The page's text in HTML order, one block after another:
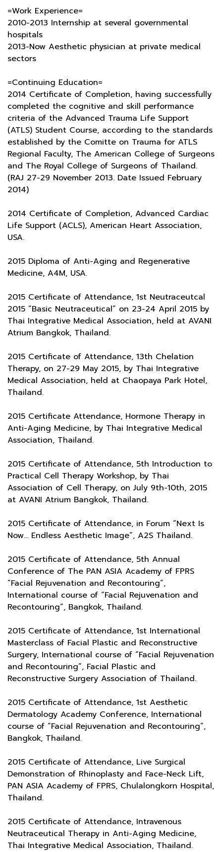
=Work Experience=
2010-2013 Internship at several governmental
hospitals
2013-Now Aesthetic physician at private medical
sectors
=Continuing Education=
2014 Certificate of Completion, having successfully
completed the cognitive and skill performance
criteria of the Advanced Trauma Life Support
(ATLS) Student Course, according to the standards
established by the Comitte on Trauma for ATLS
Regional Faculty, The American College of Surgeons
and The Royal College of Surgeons of Thailand.
(RAJ 27-29 November 2013. Date Issued February
2014)
2014 Certificate of Completion, Advanced Cardiac
Life Support (ACLS), American Heart Association,
USA.
2015 Diploma of Anti-Aging and Regenerative
Medicine, A4M, USA.
2015 Certificate of Attendance, 1st Neutraceutcal
2015 “Basic Neutraceutical” on 23-24 April 2015 by
Thai Integrative Medical Association, held at AVANI
Atrium Bangkok, Thailand.
2015 Certificate of Attendance, 13th Chelation
Therapy, on 27-29 May 2015, by Thai Integrative
Medical Association, held at Chaopaya Park Hotel,
Thailand.
2015 Certificate Attendance, Hormone Therapy in
Anti-Aging Medicine, by Thai Integrative Medical
Association, Thailand.
2015 Certificate of Attendance, 5th Introduction to
Practical Cell Therapy Workshop, by Thai
Association of Cell Therapy, on July 9th-10th, 2015
at AVANI Atrium Bangkok, Thailand.
2015 Certificate of Attendance, in Forum “Next Is
Now… Endless Aesthetic Image”, A2S Thailand.
2015 Certificate of Attendance, 5th Annual
Conference of The PAN ASIA Academy of FPRS
“Facial Rejuvenation and Recontouring”,
International course of “Facial Rejuvenation and
Recontouring”, Bangkok, Thailand.
2015 Certificate of Attendance, 1st International
Masterclass of Facial Plastic and Reconstructive
Surgery, International course of “Facial Rejuvenation
and Recontouring”, Facial Plastic and
Reconstructive Surgery Association of Thailand.
2015 Certificate of Attendance, 1st Aesthetic
Dermatology Academy Conference, International
course of “Facial Rejuvenation and Recontouring”,
Bangkok, Thailand.
2015 Certificate of Attendance, Live Surgical
Demonstration of Rhinoplasty and Face-Neck Lift,
PAN ASIA Academy of FPRS, Chulalongkorn Hospital,
Thailand.
2015 Certificate of Attendance, Intravenous
Neutraceutical Therapy in Anti-Aging Medicine,
Thai Integrative Medical Association, Thailand.